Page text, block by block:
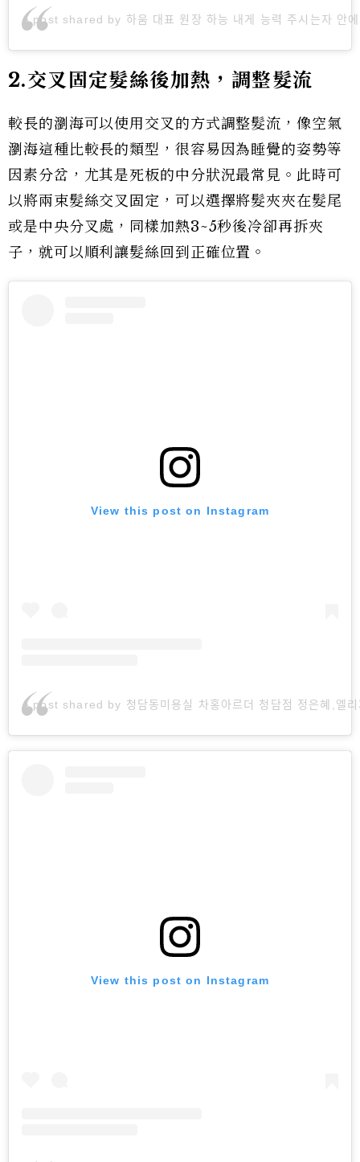
A post shared by 하움 대표 원장 하능 내게 능력 주시는자 안
2.交叉固定髮絲後加熱，調整髮流
較長的瀏海可以使用交叉的方式調整髮流，像空氣
瀏海這種比較長的類型，很容易因為睡覺的姿勢等
因素分岔，尤其是死板的中分狀況最常見。此時可
以將兩束髮絲交叉固定，可以選擇將髮夾夾在髮尾
或是中央分叉處，同樣加熱3~5秒後冷卻再拆夾
子，就可以順利讓髮絲回到正確位置。
View this post on Instagram
A post shared by 청담동미용실 차홍아르더 청담점 정은혜,엘
View this post on Instagram